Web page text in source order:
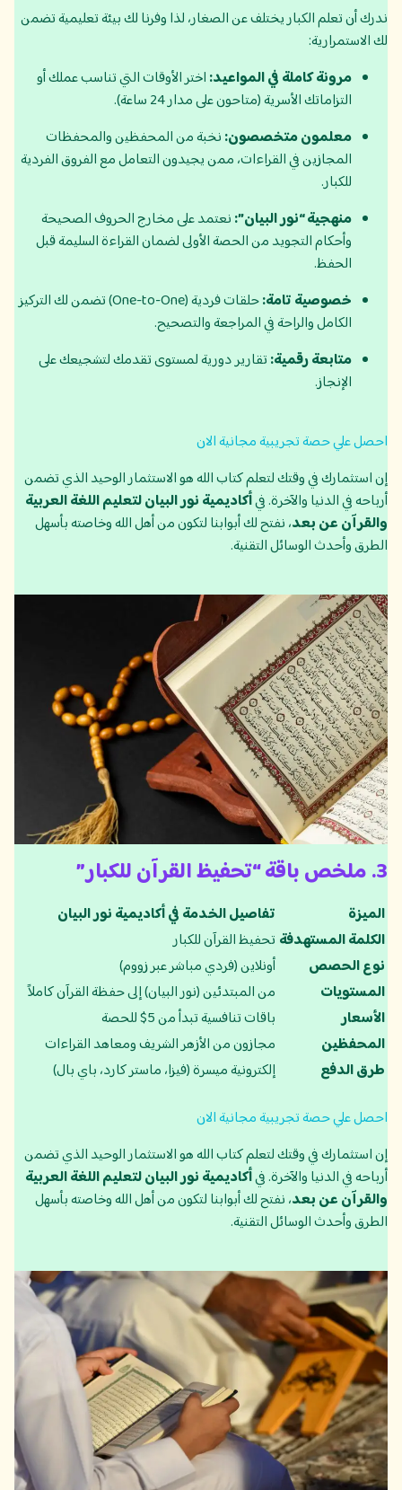
ندرك أن تعلم الكبار يختلف عن الصغار، لذا وفرنا لك بيئة تعليمية تضمن
لك الاستمرارية:
مرونة كاملة في المواعيد:اختر الأوقات التي تناسب عملك أو
التزاماتك الأسرية (متاحون على مدار 24 ساعة).
معلمون متخصصون:نخبة من المحفظين والمحفظات
المجازين في القراءات، ممن يجيدون التعامل مع الفروق الفردية
للكبار.
منهجية “نور البيان”:نعتمد على مخارج الحروف الصحيحة
وأحكام التجويد من الحصة الأولى لضمان القراءة السليمة قبل
الحفظ.
خصوصية تامة:
حلقات فردية (One-to-One) تضمن لك التركيز
الكامل والراحة في المراجعة والتصحيح.
متابعة رقمية:تقارير دورية لمستوى تقدمك لتشجيعك على
الإنجاز.
احصل علي حصة تجريبية مجانية الان
إن استثمارك في وقتك لتعلم كتاب الله هو الاستثمار الوحيد الذي تضمن
أرباحه في الدنيا والآخرة. فيأكاديمية نور البيان لتعليم اللغة العربية
والقرآن عن بعد، نفتح لك أبوابنا لتكون من أهل الله وخاصته بأسهل
الطرق وأحدث الوسائل التقنية.
3. ملخص باقة “تحفيظ القرآن للكبار”
الميزة
تفاصيل الخدمة في أكاديمية نور البيان
الكلمة المستهدفة تحفيظ القرآن للكبار
نوع الحصص
أونلاين (فردي مباشر عبر زووم)
المستويات
من المبتدئين (نور البيان) إلى حفظة القرآن كاملاً
الأسعار
باقات تنافسية تبدأ من 5$ للحصة
المحفظين
مجازون من الأزهر الشريف ومعاهد القراءات
طرق الدفع
إلكترونية ميسرة (فيزا، ماستر كارد، باي بال)
احصل علي حصة تجريبية مجانية الان
إن استثمارك في وقتك لتعلم كتاب الله هو الاستثمار الوحيد الذي تضمن
أرباحه في الدنيا والآخرة. فيأكاديمية نور البيان لتعليم اللغة العربية
والقرآن عن بعد، نفتح لك أبوابنا لتكون من أهل الله وخاصته بأسهل
الطرق وأحدث الوسائل التقنية.